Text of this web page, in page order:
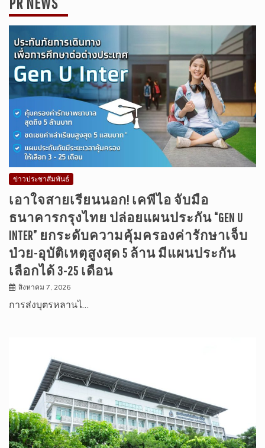
ข่าวประชาสัมพันธ์
เอาใจสายเรียนนอก! เคพีไอ จับมือ
ธนาคารกรุงไทย ปล่อยแผนประกัน “GEN U
INTER” ยกระดับความคุ้มครองค่ารักษาเจ็บ
ป่วย-อุบัติเหตุสูงสุด 5 ล้าน มีแผนประกัน
เลือกได้ 3-25 เดือน
สิงหาคม 7, 2026
การส่งบุตรหลานไ…